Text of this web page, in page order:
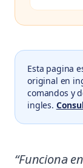
Esta pagina
original en
comandos y
ingles.
“Funciona